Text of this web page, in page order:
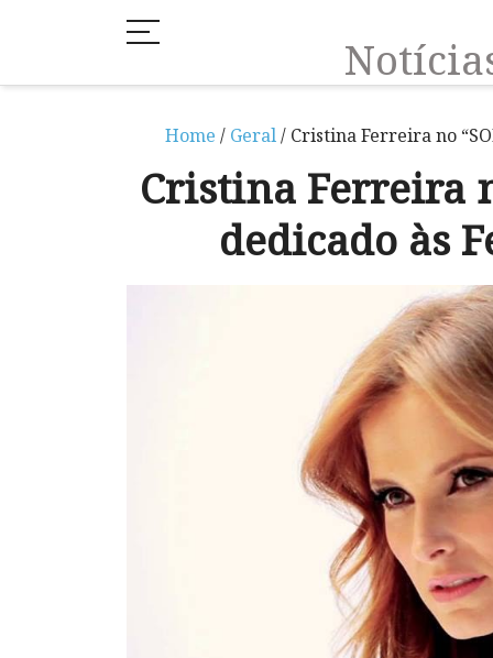
Home / Geral/ Cristina Ferreira no
Cristina Ferreira
dedicado às